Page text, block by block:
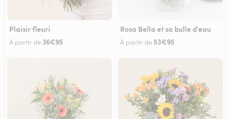
Plaisir fleuri
À partir de 36€95
Rosa Bella et sa bulle d'eau
À partir de 53€95